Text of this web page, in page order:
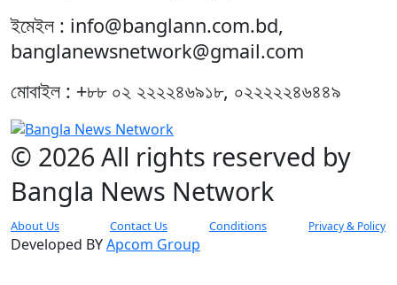
ইমেইল : info@banglann.com.bd,
banglanewsnetwork@gmail.com
মোবাইল : +৮৮ ০২ ২২২২৪৬৯১৮, ০২২২২২৪৬৪৪৯
© 2026 All rights reserved by
Bangla News Network
About Us Contact Us Conditions Privacy & Policy
Developed BYApcom Group